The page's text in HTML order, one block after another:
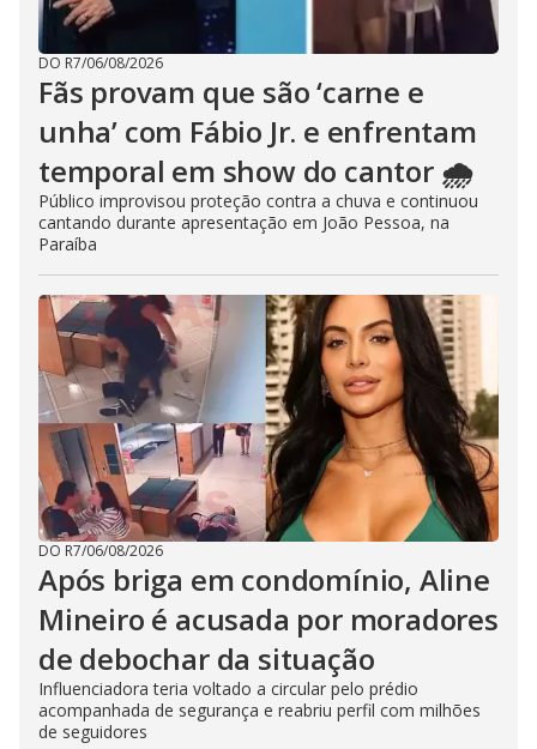
DO R7/06/08/2026
Fãs provam que são ‘carne e
unha’ com Fábio Jr. e enfrentam
temporal em show do cantor 🌧️
Público improvisou proteção contra a chuva e continuou
cantando durante apresentação em João Pessoa, na
Paraíba
DO R7/06/08/2026
Após briga em condomínio, Aline
Mineiro é acusada por moradores
de debochar da situação
Influenciadora teria voltado a circular pelo prédio
acompanhada de segurança e reabriu perfil com milhões
de seguidores